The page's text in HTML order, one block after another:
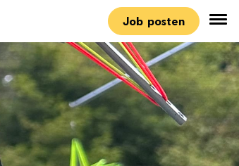
Job posten